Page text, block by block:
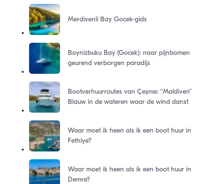
Merdivenli Bay Gocek-gids
Boynizbuku Bay (Gocek): naar pijnbomen
geurend verborgen paradijs
Bootverhuurroutes van Çeşme: “Maldiven”
Blauw in de wateren waar de wind danst
Waar moet ik heen als ik een boot huur in
Fethiye?
Waar moet ik heen als ik een boot huur in
Demre?